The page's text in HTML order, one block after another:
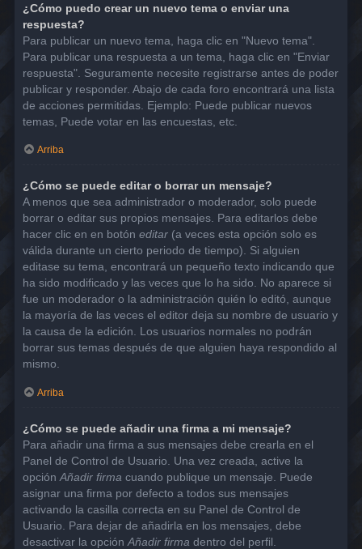
¿Cómo puedo crear un nuevo tema o enviar una
respuesta?
Para publicar un nuevo tema, haga clic en "Nuevo tema".
Para publicar una respuesta a un tema, haga clic en "Enviar
respuesta". Seguramente necesite registrarse antes de poder
publicar y responder. Abajo de cada foro encontrará una lista
de acciones permitidas. Ejemplo: Puede publicar nuevos
temas, Puede votar en las encuestas, etc.
Arriba
¿Cómo se puede editar o borrar un mensaje?
A menos que sea administrador o moderador, solo puede
borrar o editar sus propios mensajes. Para editarlos debe
hacer clic en en botón editar (a veces esta opción solo es
válida durante un cierto periodo de tiempo). Si alguien
editase su tema, encontrará un pequeño texto indicando que
ha sido modificado y las veces que lo ha sido. No aparece si
fue un moderador o la administración quién lo editó, aunque
la mayoría de las veces el editor deja su nombre de usuario y
la causa de la edición. Los usuarios normales no podrán
borrar sus temas después de que alguien haya respondido al
mismo.
Arriba
¿Cómo se puede añadir una firma a mi mensaje?
Para añadir una firma a sus mensajes debe crearla en el
Panel de Control de Usuario. Una vez creada, active la
opción Añadir firma cuando publique un mensaje. Puede
asignar una firma por defecto a todos sus mensajes
activando la casilla correcta en su Panel de Control de
Usuario. Para dejar de añadirla en los mensajes, debe
desactivar la opción Añadir firma dentro del perfil.